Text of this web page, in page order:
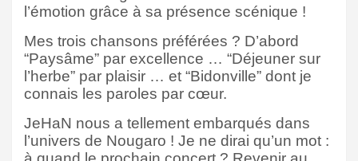
l’émotion grâce à sa présence scénique !
Mes trois chansons préférées ? D’abord
“Paysâme” par excellence … “Déjeuner sur
l’herbe” par plaisir … et “Bidonville” dont je
connais les paroles par cœur.
JeHaN nous a tellement embarqués dans
l’univers de Nougaro ! Je ne dirai qu’un mot :